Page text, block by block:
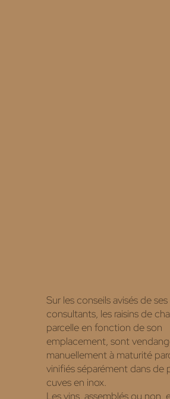
Sur les conseils avisés de ses
consultants, les raisins de
parcelle en fonction de son
emplacement, sont
manuellement à maturité
vinifiés séparément dans de
cuves en inox.
Les vins, assemblés ou non,